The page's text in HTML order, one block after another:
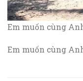
Em muốn cùng
Em muốn cùng